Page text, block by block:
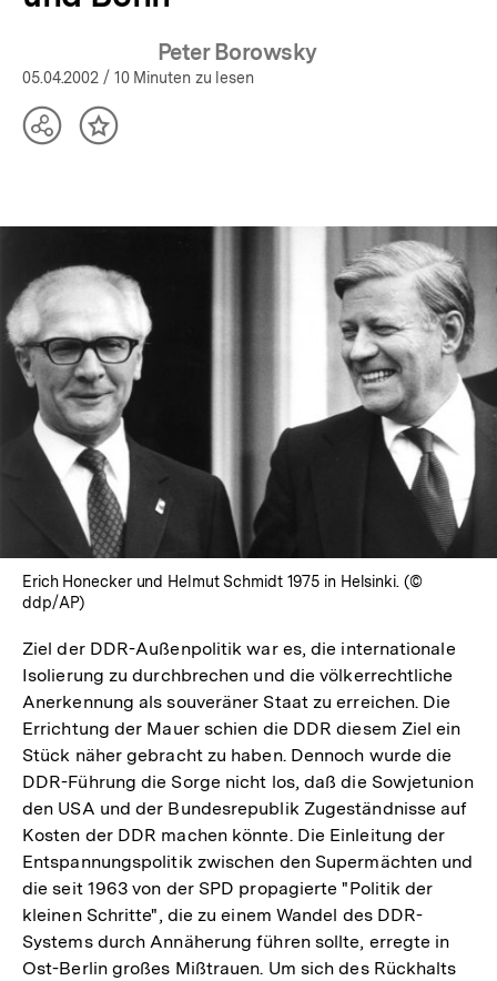
Peter Borowsky
05.04.2002 / 10 Minuten zu lesen
TeilenInhalt
Erich Honecker und Helmut Schmidt 1975 in Helsinki. (©
ddp/AP)
Ziel der DDR-Außenpolitik war es, die internationale
Isolierung zu durchbrechen und die völkerrechtliche
Anerkennung als souveräner Staat zu erreichen. Die
Errichtung der Mauer schien die DDR diesem Ziel ein
Stück näher gebracht zu haben. Dennoch wurde die
DDR-Führung die Sorge nicht los, daß die Sowjetunion
den USA und der Bundesrepublik Zugeständnisse auf
Kosten der DDR machen könnte. Die Einleitung der
Entspannungspolitik zwischen den Supermächten und
die seit 1963 von der SPD propagierte "Politik der
kleinen Schritte", die zu einem Wandel des DDR-
Systems durch Annäherung führen sollte, erregte in
Ost-Berlin großes Mißtrauen. Um sich des Rückhalts